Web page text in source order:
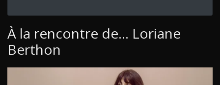
À la rencontre de... Loriane
Berthon